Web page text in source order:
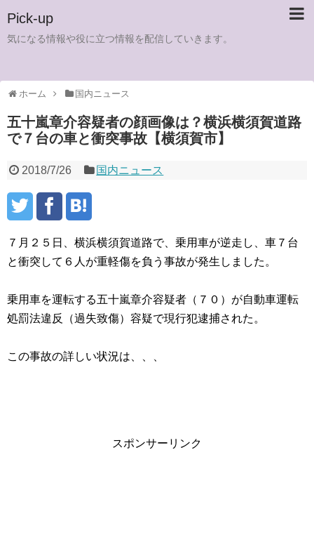
Pick-up
気になる情報や役に立つ情報を配信していきます。
ホーム 国内ニュース
五十嵐章介容疑者の顔画像は？横浜横須賀道路
で７台の車と衝突事故【横須賀市】
2018/7/26 国内ニュース
７月２５日、横浜横須賀道路で、乗用車が逆走し、車７台
と衝突して６人が重軽傷を負う事故が発生しました。
乗用車を運転する五十嵐章介容疑者（７０）が自動車運転
処罰法違反（過失致傷）容疑で現行犯逮捕された。
この事故の詳しい状況は、、、
スポンサーリンク